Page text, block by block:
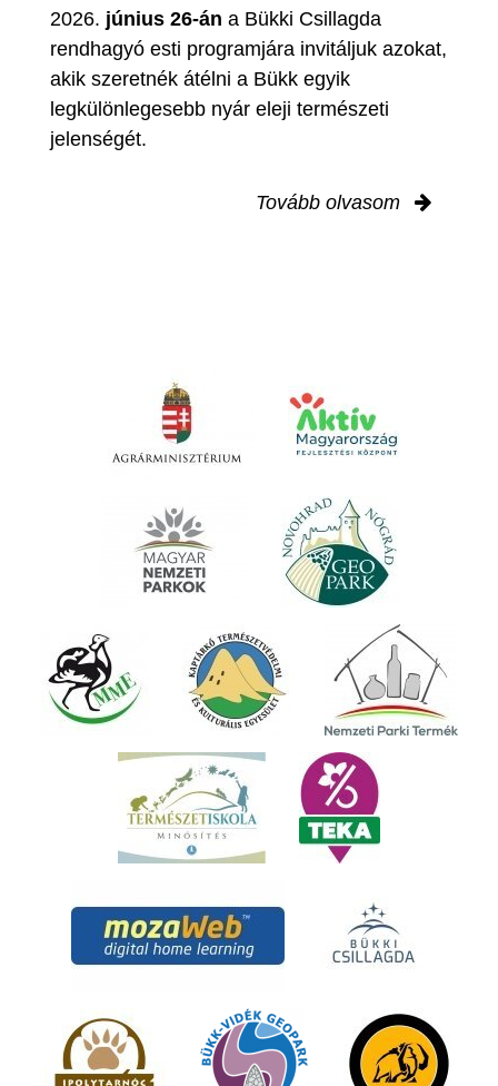
2026. június 26-án a Bükki Csillagda
rendhagyó esti programjára invitáljuk azokat,
akik szeretnék átélni a Bükk egyik
legkülönlegesebb nyár eleji természeti
jelenségét.
Tovább olvasom